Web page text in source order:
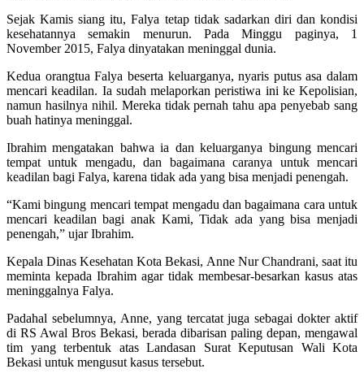
Sejak Kamis siang itu, Falya tetap tidak sadarkan diri dan kondisi
kesehatannya semakin menurun. Pada Minggu paginya, 1
November 2015, Falya dinyatakan meninggal dunia.
Kedua orangtua Falya beserta keluarganya, nyaris putus asa dalam
mencari keadilan. Ia sudah melaporkan peristiwa ini ke Kepolisian,
namun hasilnya nihil. Mereka tidak pernah tahu apa penyebab sang
buah hatinya meninggal.
Ibrahim mengatakan bahwa ia dan keluarganya bingung mencari
tempat untuk mengadu, dan bagaimana caranya untuk mencari
keadilan bagi Falya, karena tidak ada yang bisa menjadi penengah.
“Kami bingung mencari tempat mengadu dan bagaimana cara untuk
mencari keadilan bagi anak Kami, Tidak ada yang bisa menjadi
penengah,” ujar Ibrahim.
Kepala Dinas Kesehatan Kota Bekasi, Anne Nur Chandrani, saat itu
meminta kepada Ibrahim agar tidak membesar-besarkan kasus atas
meninggalnya Falya.
Padahal sebelumnya, Anne, yang tercatat juga sebagai dokter aktif
di RS Awal Bros Bekasi, berada dibarisan paling depan, mengawal
tim yang terbentuk atas Landasan Surat Keputusan Wali Kota
Bekasi untuk mengusut kasus tersebut.